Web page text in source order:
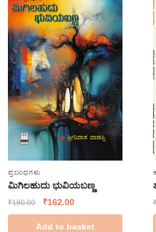
ಪ್ರಬಂಧಗಳು
ಮಿಗಿಲಹುದು ಭುವಿಯಬಣ್ಣ
₹180.00 ₹162.00
Add to basket